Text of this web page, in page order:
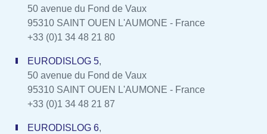
50 avenue du Fond de Vaux
95310 SAINT OUEN L'AUMONE - France
+33 (0)1 34 48 21 80
EURODISLOG 5,
50 avenue du Fond de Vaux
95310 SAINT OUEN L'AUMONE - France
+33 (0)1 34 48 21 87
EURODISLOG 6,